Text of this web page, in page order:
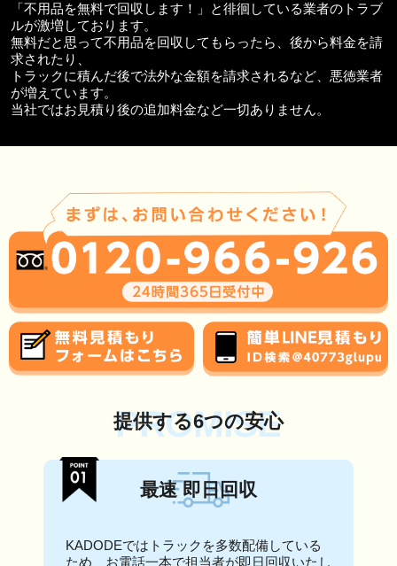
「不用品を無料で回収します！」と徘徊している業者のトラブ
ルが激増しております。
無料だと思って不用品を回収してもらったら、後から料金を請
求されたり、
トラックに積んだ後で法外な金額を請求されるなど、悪徳業者
が増えています。
当社ではお見積り後の追加料金など一切ありません。
PROMISE
提供する6つの安心
最速 即日回収
KADODEではトラックを多数配備している
ため、お電話一本で担当者が即日回収いたし